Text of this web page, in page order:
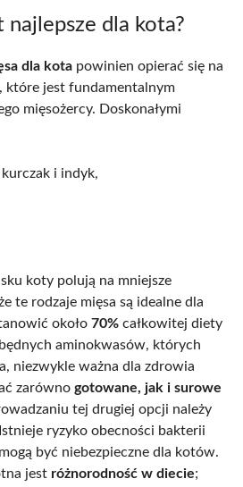
najlepsze dla kota?
dla kota powinien opierać się na
które jest fundamentalnym
mięsożercy. Doskonałymi
i indyk,
koty polują na mniejsze
te rodzaje mięsa są idealne dla
około 70% całkowitej diety
aminokwasów, których
niezwykle ważna dla zdrowia
zarówno gotowane, jak i surowe
tej drugiej opcji należy
ryzyko obecności bakterii
być niebezpieczne dla kotów.
jest różnorodność w diecie;